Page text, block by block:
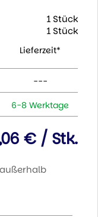
1 Stück
1 Stück
Lieferzeit*
---
6-8 Werktage
€ / Stk.